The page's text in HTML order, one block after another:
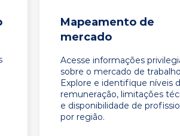
Mapeamento de
mercado
Acesse informações
sobre o mercado de
Explore e identifique níveis
remuneração, limitações
e disponibilidade de
por região.